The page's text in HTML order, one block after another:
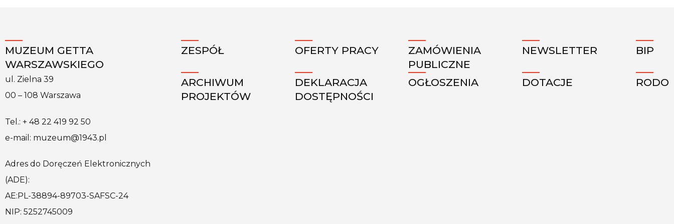
MUZEUM GETTA
WARSZAWSKIEGO
ul. Zielna 39
00 – 108 Warszawa
Tel.: + 48 22 419 92 50
e-mail: muzeum@1943.pl
Adres do Doręczeń Elektronicznych
(ADE):
AE:PL-38894-89703-SAFSC-24
NIP: 5252745009
ZESPÓŁ
ARCHIWUM
PROJEKTÓW
OFERTY PRACY
DEKLARACJA
DOSTĘPNOŚCI
ZAMÓWIENIA
PUBLICZNE
OGŁOSZENIA
NEWSLETTER
DOTACJE
BIP
RODO